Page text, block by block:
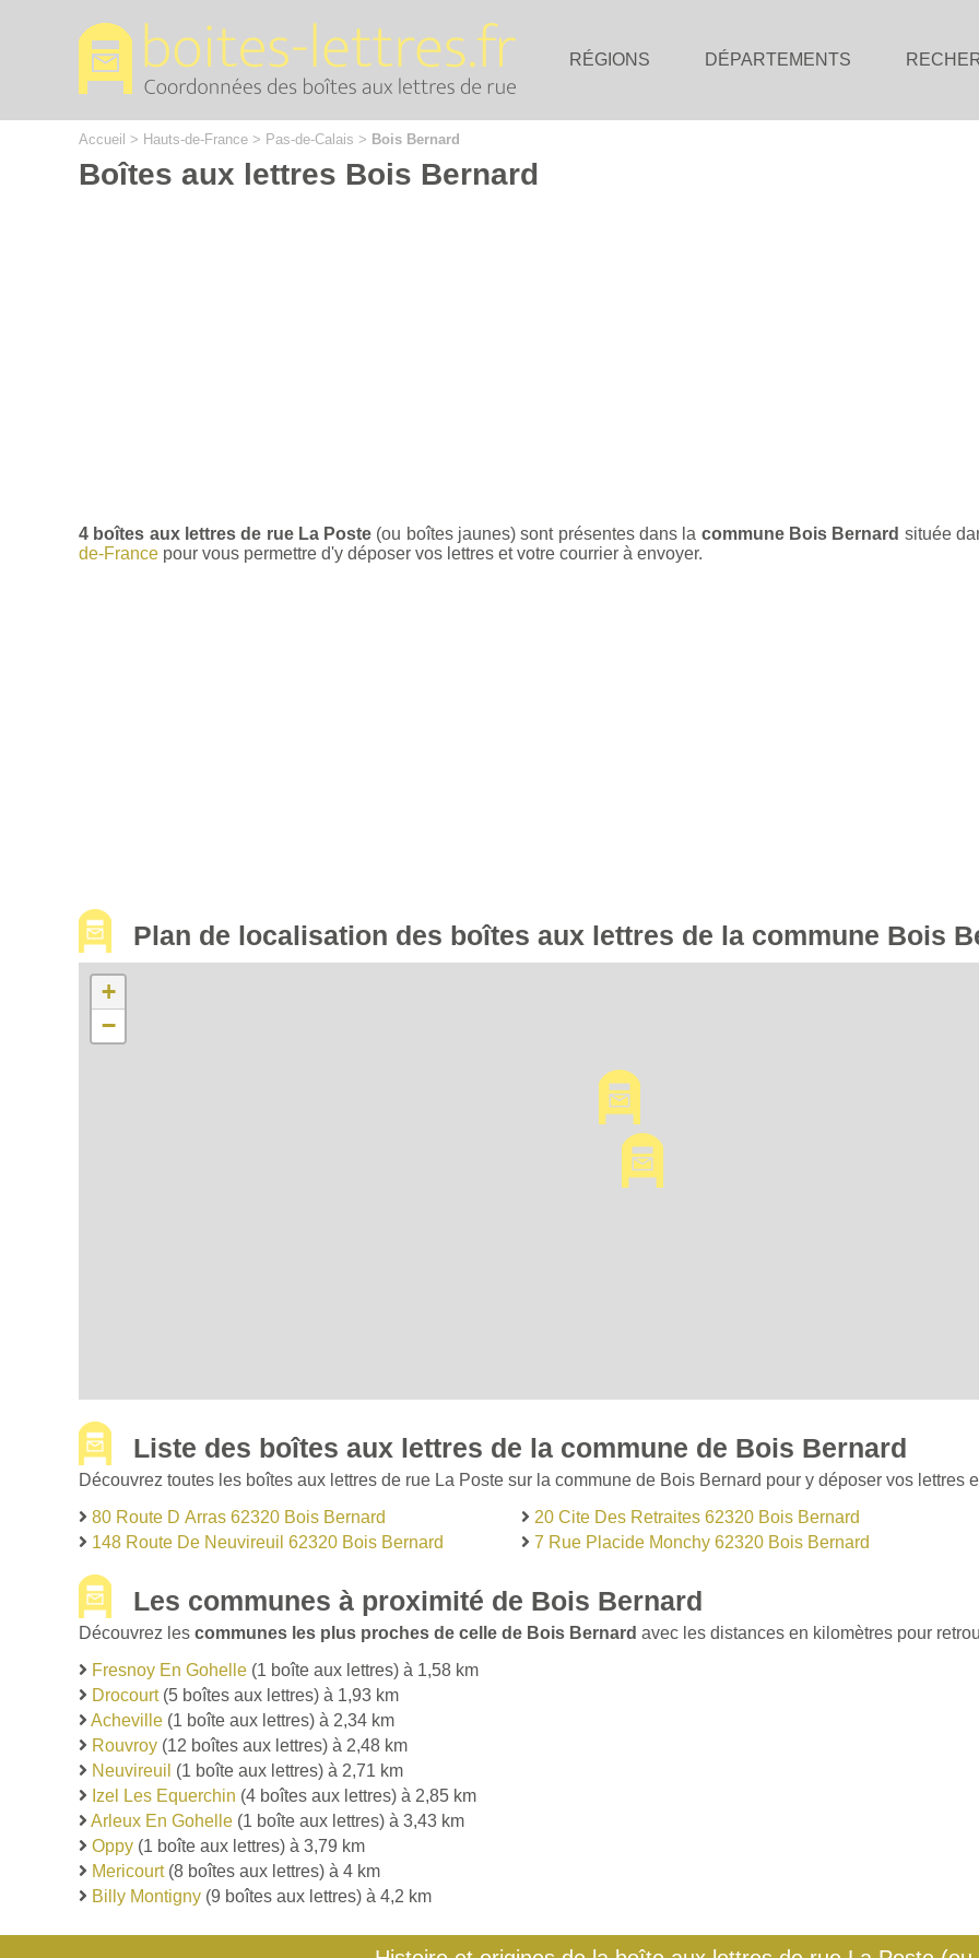
RÉGIONS DÉPARTEMENTS
Accueil > Hauts-de-France > Pas-de-Calais > Bois Bernard
Boîtes aux lettres Bois Bernard
4 boîtes aux lettres de rue La Poste (ou boîtes jaunes) sont présentes dans la commune Bois Bernard située
de-France pour vous permettre d'y déposer vos lettres et votre courrier à envoyer.
Plan de localisation des boîtes aux lettres de la commune Bois
+
−
Liste des boîtes aux lettres de la commune de Bois Bernard
Découvrez toutes les boîtes aux lettres de rue La Poste sur la commune de Bois Bernard pour y déposer vos lettres
80 Route D Arras 62320 Bois Bernard
148 Route De Neuvireuil 62320 Bois Bernard
20 Cite Des Retraites 62320 Bois Bernard
7 Rue Placide Monchy 62320 Bois Bernard
Les communes à proximité de Bois Bernard
Découvrez les communes les plus proches de celle de Bois Bernard avec les distances en kilomètres pour
Fresnoy En Gohelle (1 boîte aux lettres) à 1,58 km
Drocourt(5 boîtes aux lettres) à 1,93 km
Acheville (1 boîte aux lettres) à 2,34 km
Rouvroy (12 boîtes aux lettres) à 2,48 km
Neuvireuil (1 boîte aux lettres) à 2,71 km
Izel Les Equerchin (4 boîtes aux lettres) à 2,85 km
Arleux En Gohelle (1 boîte aux lettres) à 3,43 km
Oppy (1 boîte aux lettres) à 3,79 km
Mericourt(8 boîtes aux lettres) à 4 km
Billy Montigny (9 boîtes aux lettres) à 4,2 km